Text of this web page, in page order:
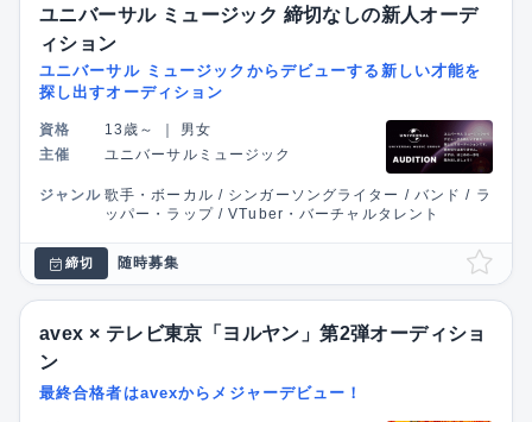
ユニバーサル ミュージック 締切なしの新人オーデ
ィション
ユニバーサル ミュージックからデビューする新しい才能を
探し出すオーディション
資格 13歳～ ｜ 男女
主催
ユニバーサルミュージック
ジャンル 歌手・ボーカル / シンガーソングライター / バンド / ラ
ッパー・ラップ / VTuber・バーチャルタレント
締切 随時募集
avex × テレビ東京「ヨルヤン」第2弾オーディショ
ン
最終合格者はavexからメジャーデビュー！